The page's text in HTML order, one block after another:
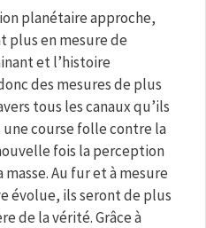
planétaire approche,
plus en mesure de
et l’histoire
des mesures de plus
tous les canaux qu’ils
course folle contre la
fois la perception
Au fur et à mesure
évolue, ils seront de plus
de la vérité. Grâce à